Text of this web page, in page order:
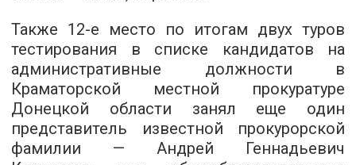
Также 12-е место по итогам двух туров
тестирования в списке кандидатов на
административные должности в
Краматорской местной прокуратуре
Донецкой области занял еще один
представитель известной прокурорской
фамилии — Андрей Геннадьевич